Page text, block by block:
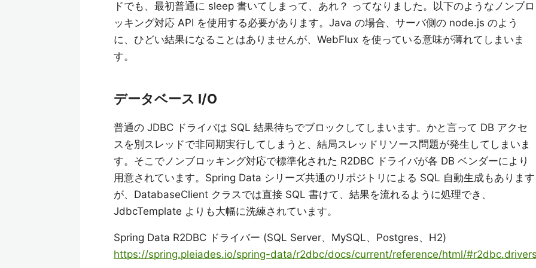
ドでも、最初普通に sleep 書いてしまって、あれ？ ってなりました。以下のようなノンブロ
ッキング対応 API を使用する必要があります。Java の場合、サーバ側の node.js のよう
に、ひどい結果になることはありませんが、WebFlux を使っている意味が薄れてしまいま
す。
データベース I/O
普通の JDBC ドライバは SQL 結果待ちでブロックしてしまいます。かと言って DB アクセ
スを別スレッドで非同期実行してしまうと、結局スレッドリソース問題が発生してしまいま
す。そこでノンブロッキング対応で標準化された R2DBC ドライバが各 DB ベンダーにより
用意されています。Spring Data シリーズ共通のリポジトリによる SQL 自動生成もあります
が、DatabaseClient クラスでは直接 SQL 書けて、結果を流れるように処理でき、
JdbcTemplate よりも大幅に洗練されています。
Spring Data R2DBC ドライバー (SQL Server、MySQL、Postgres、H2)
https://spring.pleiades.io/spring-data/r2dbc/docs/current/reference/html/